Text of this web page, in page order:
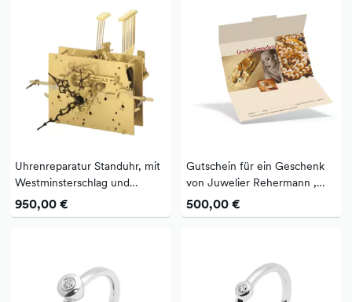
Uhrenreparatur Standuhr, mit
Westminsterschlag und
Beispielbilder
950,00 €
Gutschein für ein Geschenk
von Juwelier Rehermann ,
persönlich und doch praktisch
500,00 €